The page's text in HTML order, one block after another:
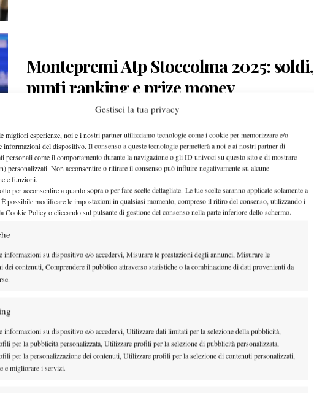
Gestisci la tua privacy
migliori esperienze, noi e i nostri partner utilizziamo tecnologie come i cookie per memorizzare e/o
informazioni del dispositivo. Il consenso a queste tecnologie permetterà a noi e ai nostri partner di
personali come il comportamento durante la navigazione o gli ID univoci su questo sito e di mostrare
personalizzati. Non acconsentire o ritirare il consenso può influire negativamente su alcune
e funzioni.
per acconsentire a quanto sopra o per fare scelte dettagliate. Le tue scelte saranno applicate solamente a
possibile modificare le impostazioni in qualsiasi momento, compreso il ritiro del consenso, utilizzando i
Cookie Policy o cliccando sul pulsante di gestione del consenso nella parte inferiore dello schermo.
informazioni su dispositivo e/o accedervi, Misurare le prestazioni degli annunci, Misurare le
dei contenuti, Comprendere il pubblico attraverso statistiche o la combinazione di dati provenienti da
informazioni su dispositivo e/o accedervi, Utilizzare dati limitati per la selezione della pubblicità,
per la pubblicità personalizzata, Utilizzare profili per la selezione di pubblicità personalizzata,
per la personalizzazione dei contenuti, Utilizzare profili per la selezione di contenuti personalizzati,
e migliorare i servizi.
Montepremi Atp Stoccolma 2025: soldi,
punti ranking e prize money
Il montepremi ed il prize money, con i punti per il ranking, dell’ATP 250…
12 Ottobre 2025
ByAlessio Vinciguerra
Montepremi Atp Bruxelles 2025: soldi,
Il montepremi ed il prize money, con i punti per il ranking, dell’ATP 250…
Montepremi Six Kings Slam 2025: prize